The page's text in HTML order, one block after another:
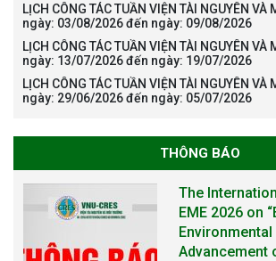
LỊCH CÔNG TÁC TUẦN VIỆN TÀI NGUYÊN VÀ
ngày: 03/08/2026 đến ngày: 09/08/2026
LỊCH CÔNG TÁC TUẦN VIỆN TÀI NGUYÊN VÀ
ngày: 13/07/2026 đến ngày: 19/07/2026
LỊCH CÔNG TÁC TUẦN VIỆN TÀI NGUYÊN VÀ
ngày: 29/06/2026 đến ngày: 05/07/2026
THÔNG BÁO
The
EME 2026 on
Advancement